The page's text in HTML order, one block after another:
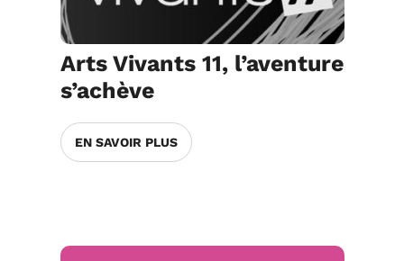
Arts Vivants 11, l’aventure
s’achève
EN SAVOIR PLUS